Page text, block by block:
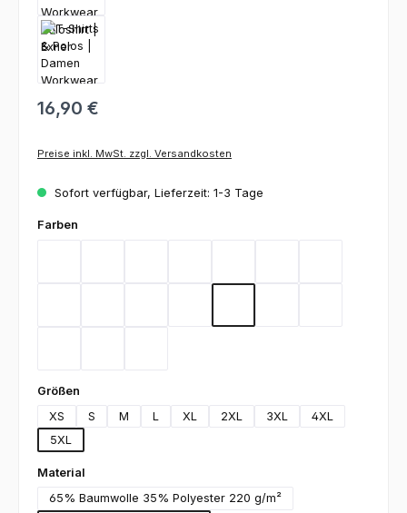
16,90 €
Preise inkl. MwSt. zzgl. Versandkosten
Sofort verfügbar, Lieferzeit: 1-3 Tage
Farben
Größen
XS
S M L XL 2XL 3XL
4XL
5XL
Material
65% Baumwolle 35% Polyester 220 g/m²